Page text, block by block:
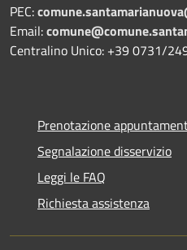
PEC:
Email:
Centralino Unico: +39 0731/
Prenotazione
Segnalazione disservizio
Leggi le FAQ
Richiesta assistenza